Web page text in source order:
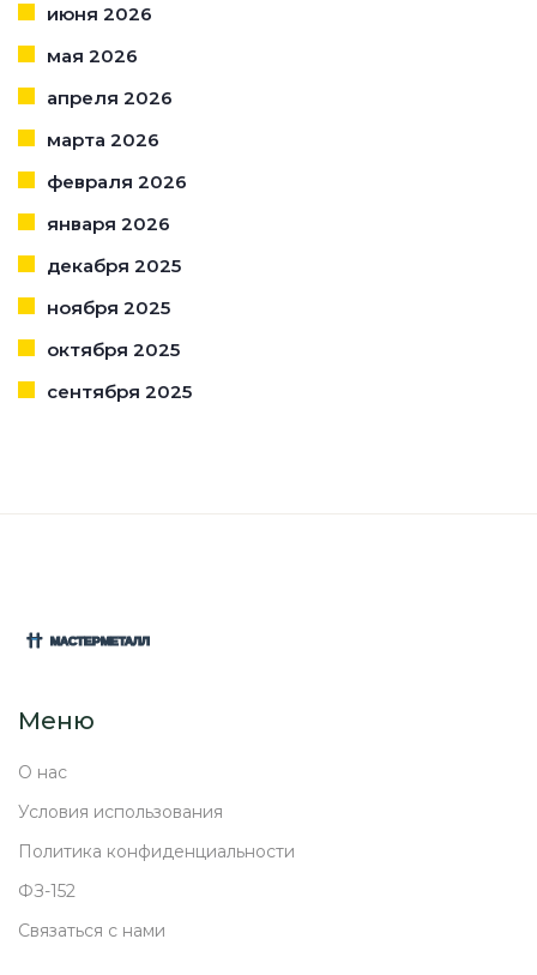
июня 2026
мая 2026
апреля 2026
марта 2026
февраля 2026
января 2026
декабря 2025
ноября 2025
октября 2025
сентября 2025
Меню
О нас
Условия использования
Политика конфиденциальности
ФЗ-152
Связаться с нами